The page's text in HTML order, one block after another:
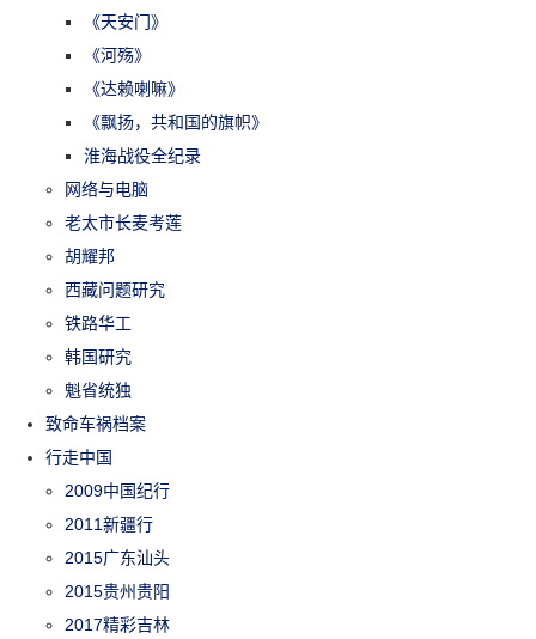
《天安门》
《河殇》
《达赖喇嘛》
《飘扬，共和国的旗帜》
淮海战役全纪录
网络与电脑
老太市长麦考莲
胡耀邦
西藏问题研究
铁路华工
韩国研究
魁省统独
致命车祸档案
行走中国
2009中国纪行
2011新疆行
2015广东汕头
2015贵州贵阳
2017精彩吉林